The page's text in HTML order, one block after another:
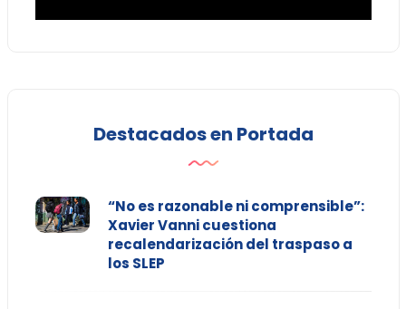
Destacados en Portada
“No es razonable ni comprensible”:
Xavier Vanni cuestiona
recalendarización del traspaso a
los SLEP